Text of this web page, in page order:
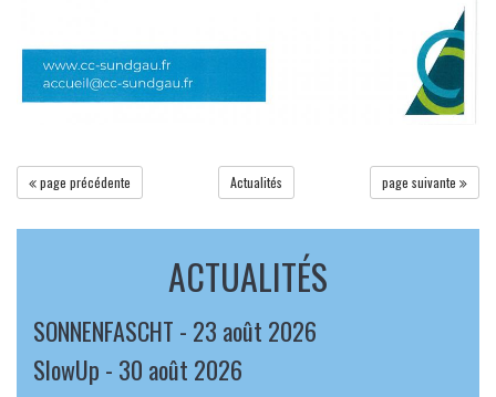
page précédente Actualités page suivante
ACTUALITÉS
SONNENFASCHT - 23 août 2026
SlowUp - 30 août 2026